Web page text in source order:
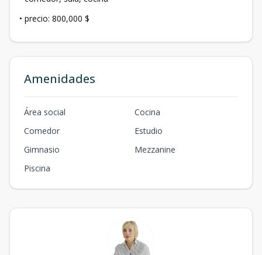
• precio: 800,000 $
Amenidades
Área social
Cocina
Comedor
Estudio
Gimnasio
Mezzanine
Piscina